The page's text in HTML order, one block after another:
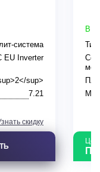
система
EU Inverter
sup>
7.21
скидку
В
Тип
По